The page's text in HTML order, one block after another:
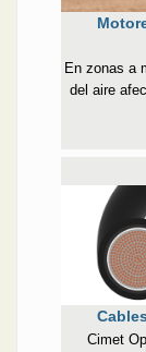
En zonas a
del aire
Cimet